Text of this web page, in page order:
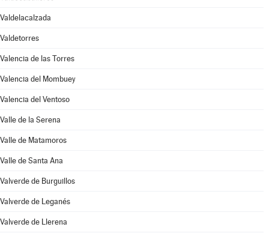
Valdelacalzada
Valdetorres
Valencia de las Torres
Valencia del Mombuey
Valencia del Ventoso
Valle de la Serena
Valle de Matamoros
Valle de Santa Ana
Valverde de Burguillos
Valverde de Leganés
Valverde de Llerena